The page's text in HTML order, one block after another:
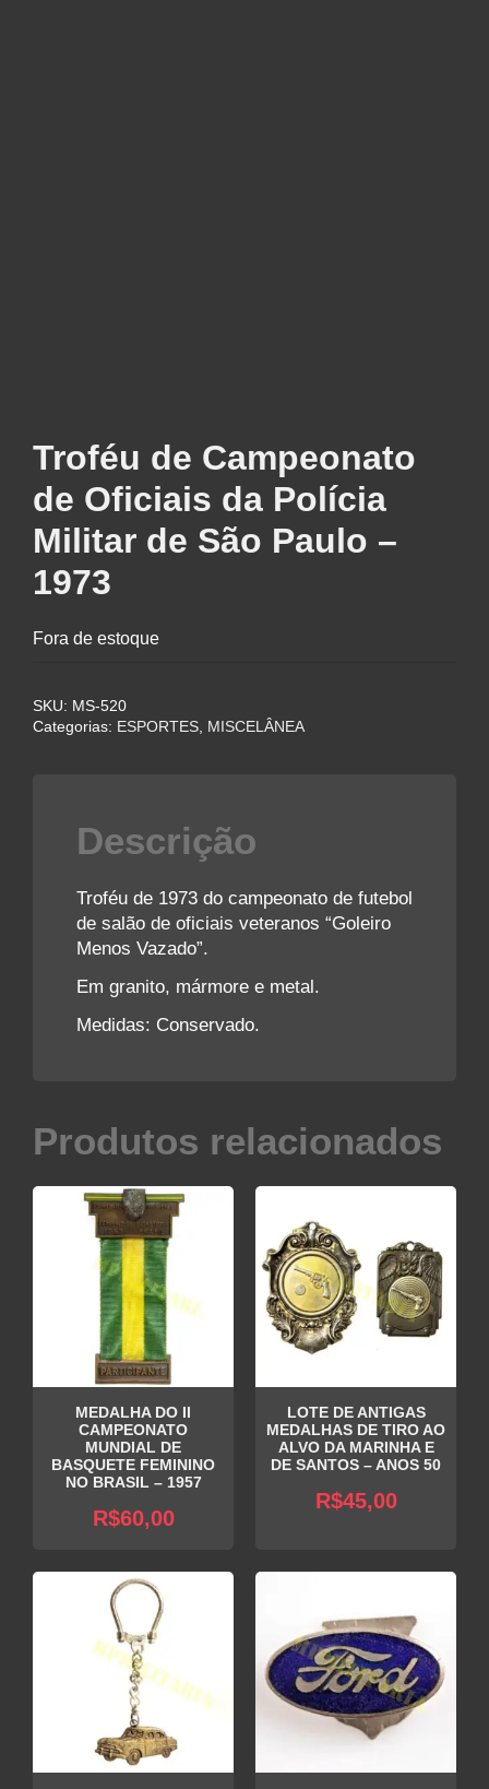
Troféu de Campeonato
de Oficiais da Polícia
Militar de São Paulo –
1973
Fora de estoque
SKU: MS-520
Categorias: ESPORTES, MISCELÂNEA
Descrição
Troféu de 1973 do campeonato de futebol
de salão de oficiais veteranos “Goleiro
Menos Vazado”.
Em granito, mármore e metal.
Medidas: Conservado.
Produtos relacionados
MEDALHA DO II
CAMPEONATO
MUNDIAL DE
BASQUETE FEMININO
NO BRASIL – 1957
R$60,00
LOTE DE ANTIGAS
MEDALHAS DE TIRO AO
ALVO DA MARINHA E
DE SANTOS – ANOS 50
R$45,00